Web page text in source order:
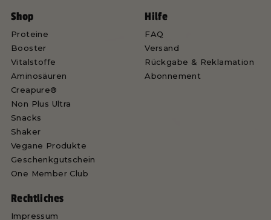
Shop
Proteine
Booster
Vitalstoffe
Aminosäuren
Creapure®
Non Plus Ultra
Snacks
Shaker
Vegane Produkte
Geschenkgutschein
One Member Club
Hilfe
FAQ
Versand
Rückgabe & Reklamation
Abonnement
Rechtliches
Impressum